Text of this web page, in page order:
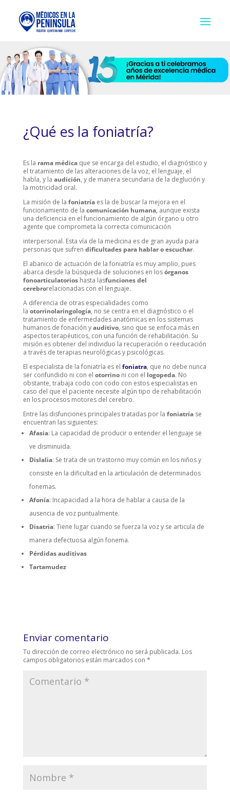
¿Qué es la foniatría?
Es la rama médicaque se encarga del estudio, el diagnóstico y
el tratamiento de las alteraciones de la voz, el lenguaje, el
habla, y la audición, y de manera secundaria de la deglución y
la motricidad oral.
La misión de la foniatría es la de buscar la mejora en el
funcionamiento de la comunicación humana, aunque exista
una deficiencia en el funcionamiento de algún órgano u otro
agente que comprometa la correcta comunicación
interpersonal. Esta vía de la medicina es de gran ayuda para
personas que sufren dificultades para hablar o escuchar.
El abanico de actuación de la foniatría es muy amplio, pues
abarca desde la búsqueda de soluciones en losórganos
fonoarticulatorioshasta lasfunciones del
cerebrorelacionadas con el lenguaje.
A diferencia de otras especialidades como
la otorrinolaringología, no se centra en el diagnóstico o el
tratamiento de enfermedades anatómicas en los sistemas
humanos de fonación yauditivo, sino que se enfoca más en
aspectos terapéuticos, con una función de rehabilitación. Su
misión es obtener del individuo la recuperación o reeducación
a través de terapias neurológicas y psicológicas.
El especialista de la foniatría es el foniatra, que no debe nunca
ser confundido ni con el otorrino ni con el logopeda. No
obstante, trabaja codo con codo con estos especialistas en
caso del que el paciente necesite algún tipo de rehabilitación
en los procesos motores del cerebro.
Entre las disfunciones principales tratadas por la foniatría se
encuentran las siguientes:
Afasia: La capacidad de producir o entender el lenguaje se
ve disminuida.
Dislalia: Se trata de un trastorno muy común en los niños y
consiste en la dificultad en la articulación de determinados
fonemas.
Afonía: Incapacidad a la hora de hablar a causa de la
ausencia de voz puntualmente.
Disatria: Tiene lugar cuando se fuerza la voz y se articula de
manera defectuosa algún fonema.
Pérdidas auditivas
Tartamudez
Enviar comentario
Tu dirección de correo electrónico no será publicada. Los
campos obligatorios están marcados con *